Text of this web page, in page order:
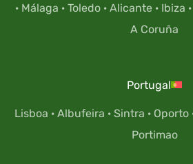
· Málaga · Toledo· Alicante· Ibiza ·
A Coruña
Portugal
Lisboa · Albufeira · Sintra · Oporto
Portimao